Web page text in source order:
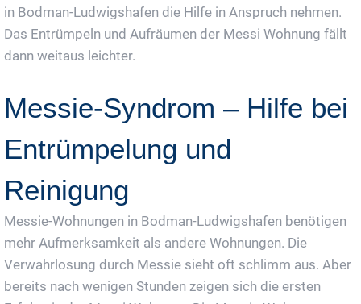
in Bodman-Ludwigshafen die Hilfe in Anspruch nehmen.
Das Entrümpeln und Aufräumen der Messi Wohnung fällt
dann weitaus leichter.
Messie-Syndrom – Hilfe bei
Entrümpelung und
Reinigung
Messie-Wohnungen in Bodman-Ludwigshafen benötigen
mehr Aufmerksamkeit als andere Wohnungen. Die
Verwahrlosung durch Messie sieht oft schlimm aus. Aber
bereits nach wenigen Stunden zeigen sich die ersten